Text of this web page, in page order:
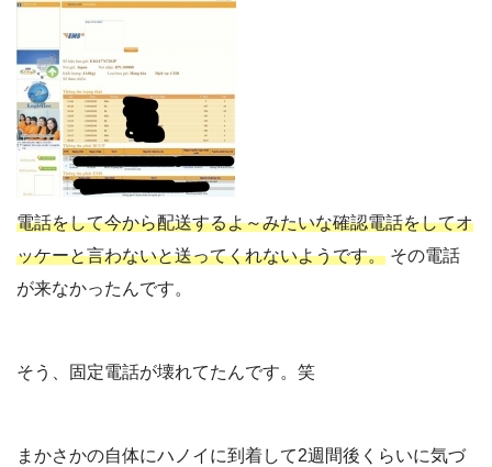
電話をして今から配送するよ～みたいな確認電話をしてオ
ッケーと言わないと送ってくれないようです。 その電話
が来なかったんです。
そう、固定電話が壊れてたんです。笑
まかさかの自体にハノイに到着して2週間後くらいに気づ